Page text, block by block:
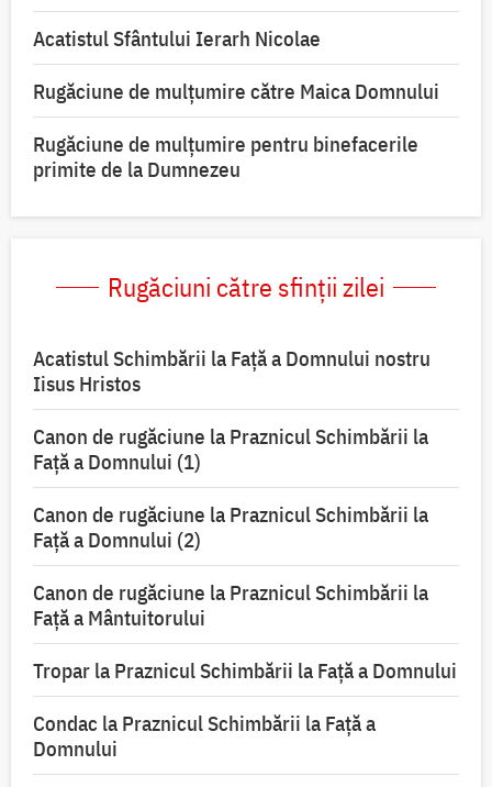
Acatistul Sfântului Ierarh Nicolae
Rugăciune de mulţumire către Maica Domnului
Rugăciune de mulțumire pentru binefacerile
primite de la Dumnezeu
Rugăciuni către sfinții zilei
Acatistul Schimbării la Faţă a Domnului nostru
Iisus Hristos
Canon de rugăciune la Praznicul Schimbării la
Faţă a Domnului (1)
Canon de rugăciune la Praznicul Schimbării la
Faţă a Domnului (2)
Canon de rugăciune la Praznicul Schimbării la
Față a Mântuitorului
Tropar la Praznicul Schimbării la Faţă a Domnului
Condac la Praznicul Schimbării la Faţă a
Domnului